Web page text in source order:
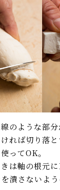
のような部分
れば切り落
ってOK。
は軸の根元
潰さないよ